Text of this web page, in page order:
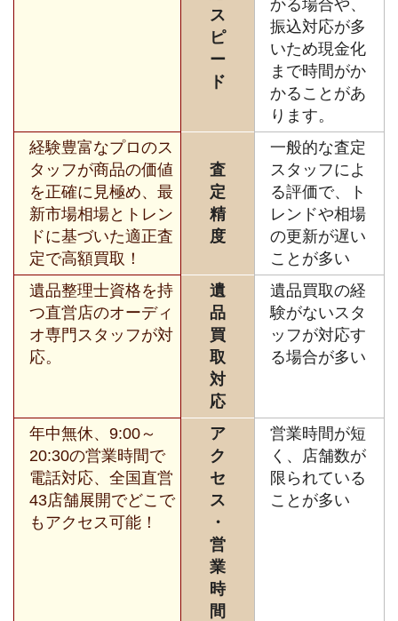
ス
ピ
ー
ド
かる場合や、
振込対応が多
いため現金化
まで時間がか
かることがあ
ります。
経験豊富なプロのス
タッフが商品の価値
を正確に見極め、最
新市場相場とトレン
ドに基づいた適正査
定で高額買取！
査
定
精
度
一般的な査定
スタッフによ
る評価で、ト
レンドや相場
の更新が遅い
ことが多い
遺品整理士資格を持
つ直営店のオーディ
オ専門スタッフが対
応。
遺
品
買
取
対
応
遺品買取の経
験がないスタ
ッフが対応す
る場合が多い
年中無休、9:00～
20:30の営業時間で
電話対応、全国直営
43店舗展開でどこで
もアクセス可能！
ア
ク
セ
ス
・
営
業
時
間
営業時間が短
く、店舗数が
限られている
ことが多い